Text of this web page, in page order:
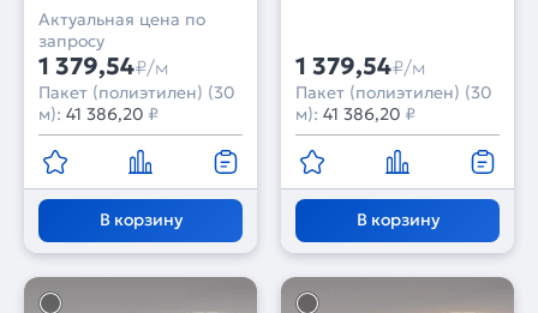
Актуальная цена по
запросу
1 379,54₽/м
Пакет (полиэтилен) (30
м): 41 386,20 ₽
В корзину
1 379,54₽/м
Пакет (полиэтилен) (30
м): 41 386,20 ₽
В корзину